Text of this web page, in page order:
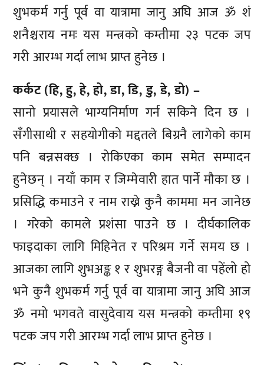
शुभकर्म गर्नु पूर्व वा यात्रामा जानु अघि आज ॐ शं
शनैश्चराय नमः यस मन्त्रको कम्तीमा २३ पटक जप
गरी आरम्भ गर्दा लाभ प्राप्त हुनेछ ।
कर्कट (हि, हु, हे, हो, डा, डि, डु, डे, डो) –
सानो प्रयासले भाग्यनिर्माण गर्न सकिने दिन छ ।
सँगीसाथी र सहयोगीको मद्दतले बिग्रनै लागेको काम
पनि बन्नसक्छ । रोकिएका काम समेत सम्पादन
हुनेछन् । नयाँ काम र जिम्मेवारी हात पार्ने मौका छ ।
प्रसिद्धि कमाउने र नाम राख्ने कुनै काममा मन जानेछ
। गरेको कामले प्रशंसा पाउने छ । दीर्घकालिक
फाइदाका लागि मिहिनेत र परिश्रम गर्ने समय छ ।
आजका लागि शुभअङ्क १ र शुभरङ्ग बैजनी वा पहेंलो हो
भने कुनै शुभकर्म गर्नु पूर्व वा यात्रामा जानु अघि आज
ॐ नमो भगवते वासुदेवाय यस मन्त्रको कम्तीमा १९
पटक जप गरी आरम्भ गर्दा लाभ प्राप्त हुनेछ ।